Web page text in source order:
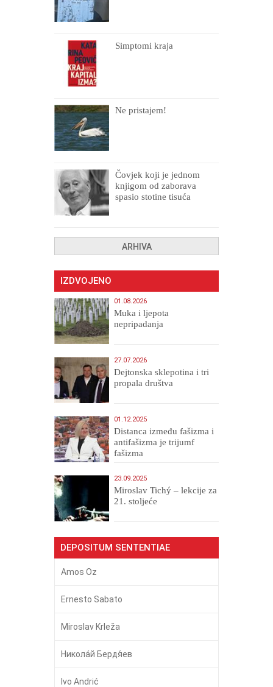
Simptomi kraja
Ne pristajem!
Čovjek koji je jednom
knjigom od zaborava
spasio stotine tisuća
ARHIVA
IZDVOJENO
01.08.2026
Muka i ljepota
nepripadanja
27.07.2026
Dejtonska sklepotina i tri
propala društva
01.12.2025
Distanca između fašizma i
antifašizma je trijumf
fašizma
23.09.2025
Miroslav Tichý – lekcije za
21. stoljeće
DEPOSITUM SENTENTIAE
Amos Oz
Ernesto Sabato
Miroslav Krleža
Никола́й Бердя́ев
Ivo Andrić